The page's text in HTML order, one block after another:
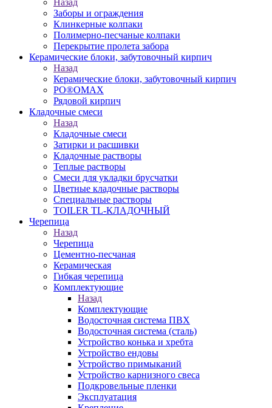
Назад
Заборы и ограждения
Клинкерные колпаки
Полимерно-песчаные колпаки
Перекрытие пролета забора
Керамические блоки, забутовочный кирпич
Назад
Керамические блоки, забутовочный кирпич
PO®OMAX
Рядовой кирпич
Кладочные смеси
Назад
Кладочные смеси
Затирки и расшивки
Кладочные растворы
Теплые растворы
Смеси для укладки брусчатки
Цветные кладочные растворы
Специальные растворы
TOILER TL-КЛАДОЧНЫЙ
Черепица
Назад
Черепица
Цементно-песчаная
Керамическая
Гибкая черепица
Комплектующие
Назад
Комплектующие
Водосточная система ПВХ
Водосточная система (сталь)
Устройство конька и хребта
Устройство ендовы
Устройство примыканий
Устройство карнизного свеса
Подкровельные пленки
Эксплуатация